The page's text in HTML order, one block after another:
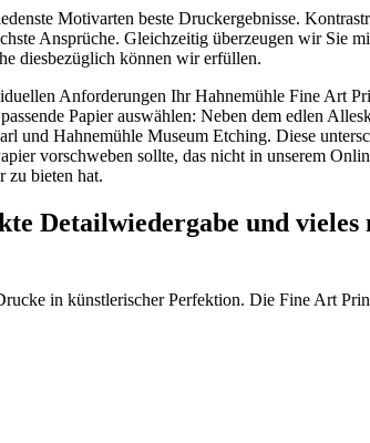
Motivarten beste Druckergebnisse.
Ansprüche. Gleichzeitig überzeugen wir Sie
diesbezüglich können wir erfüllen.
Anforderungen Ihr Hahnemühle Fine Art
Papier auswählen: Neben dem edlen
und Hahnemühle Museum Etching. Diese
vorschweben sollte, das nicht in unserem
zu bieten hat.
Detailwiedergabe und
in künstlerischer Perfektion. Die Fine Art